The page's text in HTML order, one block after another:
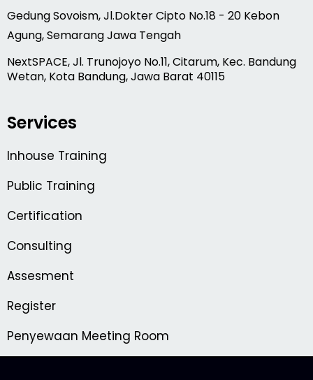
Gedung Sovoism, Jl.Dokter Cipto No.18 - 20 Kebon
Agung, Semarang Jawa Tengah
NextSPACE, Jl. Trunojoyo No.11, Citarum, Kec. Bandung
Wetan, Kota Bandung, Jawa Barat 40115
Services
Inhouse Training
Public Training
Certification
Consulting
Assesment
Register
Penyewaan Meeting Room